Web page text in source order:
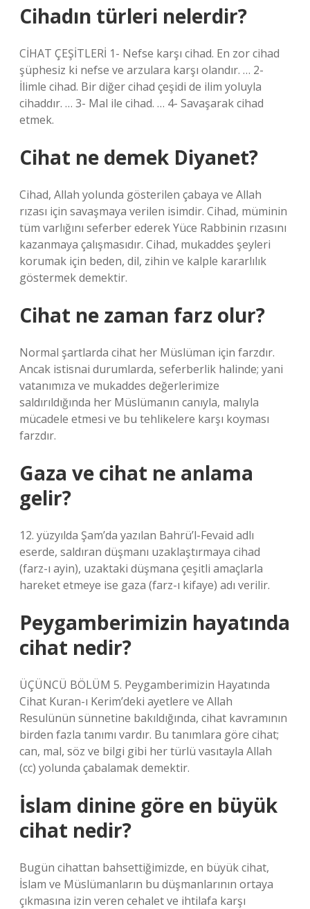
Cihadın türleri nelerdir?
CİHAT ÇEŞİTLERİ 1- Nefse karşı cihad. En zor cihad
şüphesiz ki nefse ve arzulara karşı olandır. … 2-
İlimle cihad. Bir diğer cihad çeşidi de ilim yoluyla
cihaddır. … 3- Mal ile cihad. … 4- Savaşarak cihad
etmek.
Cihat ne demek Diyanet?
Cihad, Allah yolunda gösterilen çabaya ve Allah
rızası için savaşmaya verilen isimdir. Cihad, müminin
tüm varlığını seferber ederek Yüce Rabbinin rızasını
kazanmaya çalışmasıdır. Cihad, mukaddes şeyleri
korumak için beden, dil, zihin ve kalple kararlılık
göstermek demektir.
Cihat ne zaman farz olur?
Normal şartlarda cihat her Müslüman için farzdır.
Ancak istisnai durumlarda, seferberlik halinde; yani
vatanımıza ve mukaddes değerlerimize
saldırıldığında her Müslümanın canıyla, malıyla
mücadele etmesi ve bu tehlikelere karşı koyması
farzdır.
Gaza ve cihat ne anlama
gelir?
12. yüzyılda Şam’da yazılan Bahrü’l-Fevaid adlı
eserde, saldıran düşmanı uzaklaştırmaya cihad
(farz-ı ayin), uzaktaki düşmana çeşitli amaçlarla
hareket etmeye ise gaza (farz-ı kifaye) adı verilir.
Peygamberimizin hayatında
cihat nedir?
ÜÇÜNCÜ BÖLÜM 5. Peygamberimizin Hayatında
Cihat Kuran-ı Kerim’deki ayetlere ve Allah
Resulünün sünnetine bakıldığında, cihat kavramının
birden fazla tanımı vardır. Bu tanımlara göre cihat;
can, mal, söz ve bilgi gibi her türlü vasıtayla Allah
(cc) yolunda çabalamak demektir.
İslam dinine göre en büyük
cihat nedir?
Bugün cihattan bahsettiğimizde, en büyük cihat,
İslam ve Müslümanların bu düşmanlarının ortaya
çıkmasına izin veren cehalet ve ihtilafa karşı